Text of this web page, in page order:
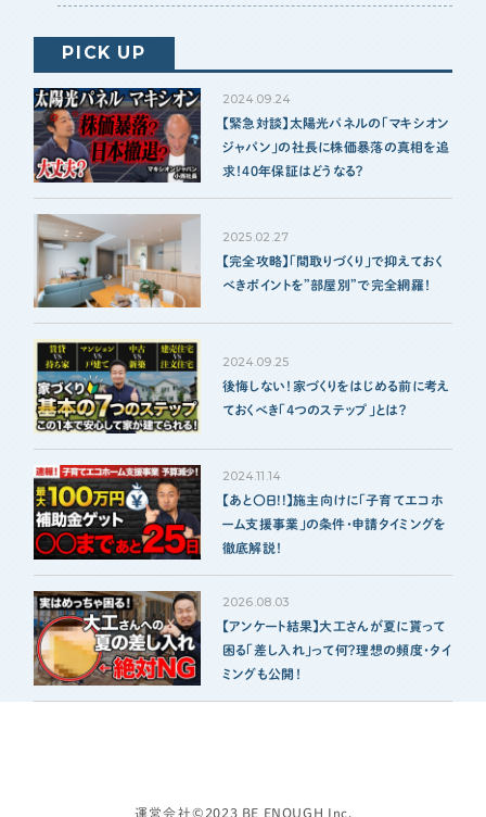
PICK UP
2024.09.24
【緊急対談】太陽光パネルの「マキシオン
ジャパン」の社長に株価暴落の真相を追
求！40年保証はどうなる？
2025.02.27
【完全攻略】「間取りづくり」で抑えておく
べきポイントを”部屋別”で完全網羅！
2024.09.25
後悔しない！家づくりをはじめる前に考え
ておくべき「４つのステップ」とは？
2024.11.14
【あと〇日!!】施主向けに「子育てエコホ
ーム支援事業」の条件・申請タイミングを
徹底解説！
2026.08.03
【アンケート結果】大工さんが夏に貰って
困る「差し入れ」って何？理想の頻度・タイ
ミングも公開！
運営会社©2023 BE ENOUGH Inc.